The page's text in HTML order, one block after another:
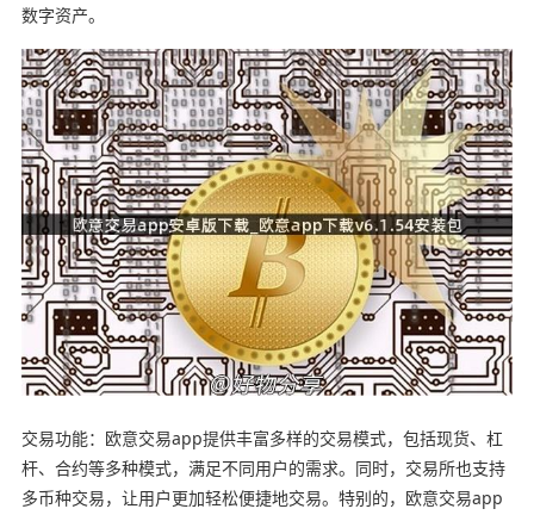
数字资产。
交易功能：欧意交易app提供丰富多样的交易模式，包括现货、杠
杆、合约等多种模式，满足不同用户的需求。同时，交易所也支持
多币种交易，让用户更加轻松便捷地交易。特别的，欧意交易app